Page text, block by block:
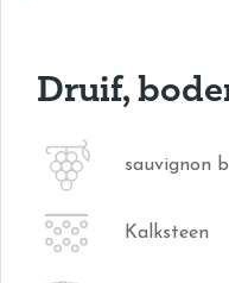
Druif,
sauvignon
Kalksteen